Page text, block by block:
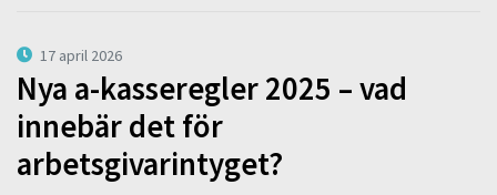
17 april 2026
Nya a-kasseregler 2025 – vad
innebär det för
arbetsgivarintyget?